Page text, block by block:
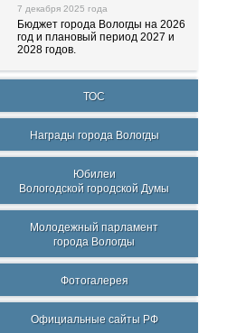
7 декабря 2025 года
Бюджет города Вологды на 2026
год и плановый период 2027 и
2028 годов.
ТОС
Награды города Вологды
Юбилеи
Вологодской городской Думы
Молодежный парламент
города Вологды
Фотогалерея
Официальные сайты РФ